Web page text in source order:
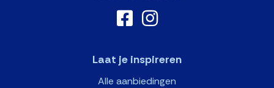
Laat je inspireren
Alle aanbiedingen